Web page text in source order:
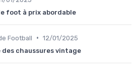
foot à prix abordable
Football • 12/01/2025
chaussures vintage